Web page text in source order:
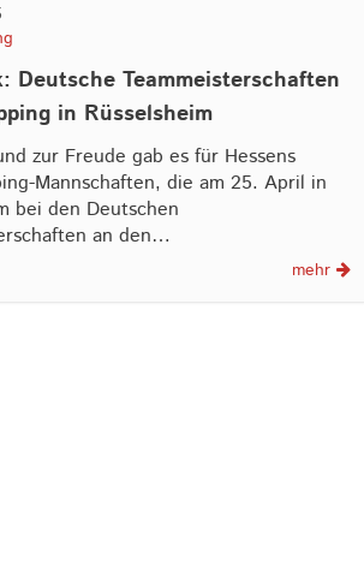
Deutsche Teammeisterschaften
in Rüsselsheim
zur Freude gab es für Hessens
Mannschaften, die am 25. April in
bei den Deutschen
an den…
mehr